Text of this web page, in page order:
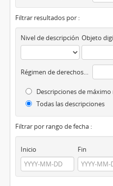
Filtrar resultados por :
Nivel de descripción
Régimen de derechos de autor
Descripciones de máximo
Todas las descripciones
Filtrar por rango de fecha :
Inicio Fin